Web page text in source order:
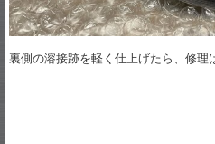
裏側の溶接跡を軽く仕上げたら、修理